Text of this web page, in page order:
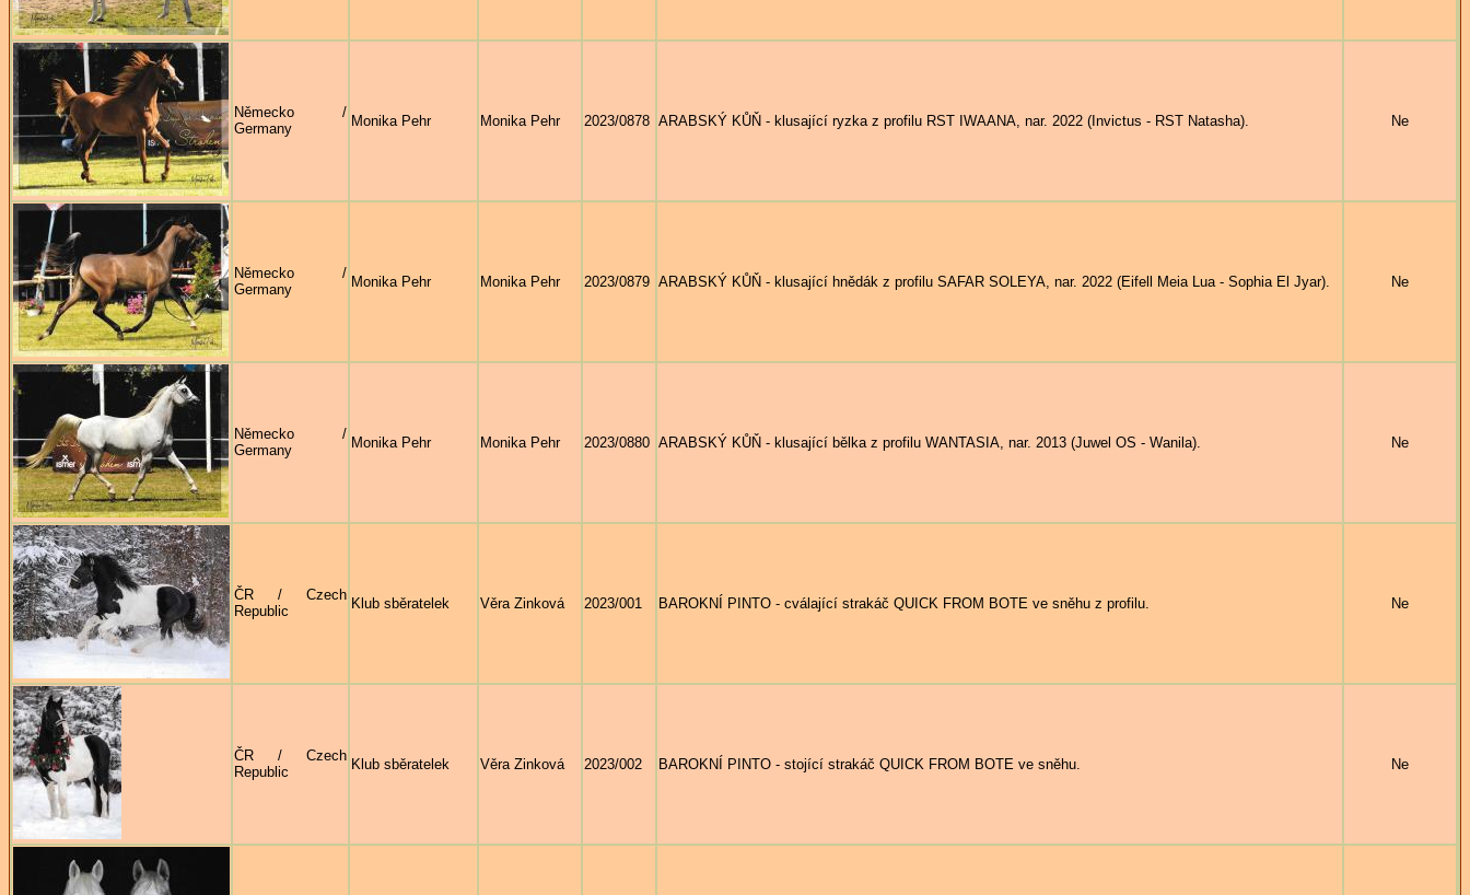
Německo /
Germany
Monika Pehr Monika Pehr 2023/0878 ARABSKÝ KŮŇ - klusající ryzka z profilu RST IWAANA, nar. 2022 (Invictus - RST Natasha). Ne
Německo /
Germany
Monika Pehr Monika Pehr 2023/0879 ARABSKÝ KŮŇ - klusající hnědák z profilu SAFAR SOLEYA, nar. 2022 (Eifell Meia Lua - Sophia El Jyar). Ne
Německo /
Germany
Monika Pehr Monika Pehr 2023/0880 ARABSKÝ KŮŇ - klusající bělka z profilu WANTASIA, nar. 2013 (Juwel OS - Wanila). Ne
ČR / Czech
Republic
Klub sběratelek Věra Zinková 2023/001 BAROKNÍ PINTO - cválající strakáč QUICK FROM BOTE ve sněhu z profilu. Ne
ČR / Czech
Republic
Klub sběratelek Věra Zinková 2023/002 BAROKNÍ PINTO - stojící strakáč QUICK FROM BOTE ve sněhu. Ne